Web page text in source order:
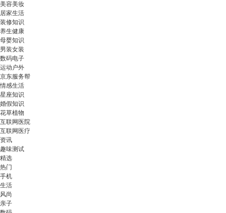
美容美妆
居家生活
装修知识
养生健康
母婴知识
男装女装
数码电子
运动户外
京东服务帮
情感生活
星座知识
婚假知识
花草植物
互联网医院
互联网医疗
资讯
趣味测试
精选
热门
手机
生活
风尚
亲子